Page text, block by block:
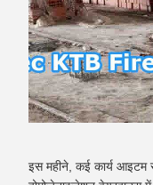
इस महीने, कई कार्य